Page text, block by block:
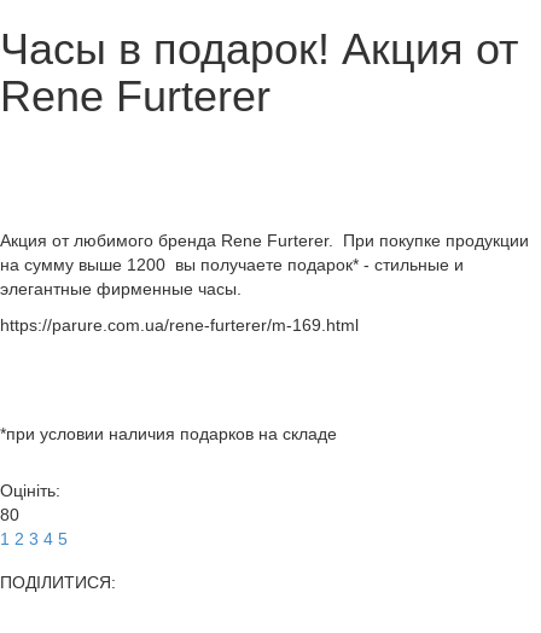
Часы в подарок! Акция от
Rene Furterer
Акция от любимого бренда Rene Furterer. При покупке продукции
на сумму выше 1200 вы получаете подарок* - стильные и
элегантные фирменные часы.
https://parure.com.ua/rene-furterer/m-169.html
*при условии наличия подарков на складе
Оцініть:
80
1 2 3 4 5
ПОДІЛИТИСЯ: